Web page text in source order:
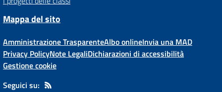
Mappa del sito
Amministrazione TrasparenteAlbo onlineInvia una MAD
Privacy PolicyNote LegaliDichiarazioni di accessibilità
Gestione cookie
Seguici su: